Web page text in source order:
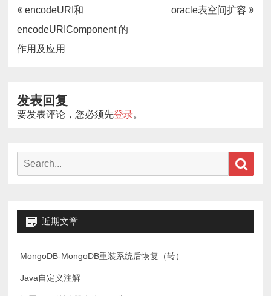
文
章
导
encodeURI和
encodeURIComponent 的
作用及应用
oracle表空间扩容
发表回复
要发表评论，您必须先登录。
Search
近期文章
MongoDB-MongoDB重装系统后恢复（转）
Java自定义注解